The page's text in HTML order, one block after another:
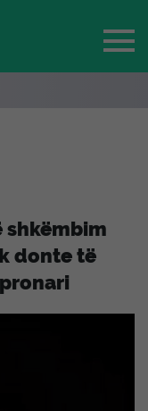
shkëmbim
donte të